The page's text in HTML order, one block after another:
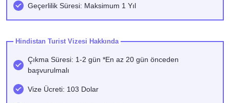
Geçerlilik Süresi: Maksimum 1 Yıl
Hindistan Turist Vizesi Hakkında
Çıkma Süresi: 1-2 gün *En az 20 gün önceden
başvurulmalı
Vize Ücreti: 103 Dolar